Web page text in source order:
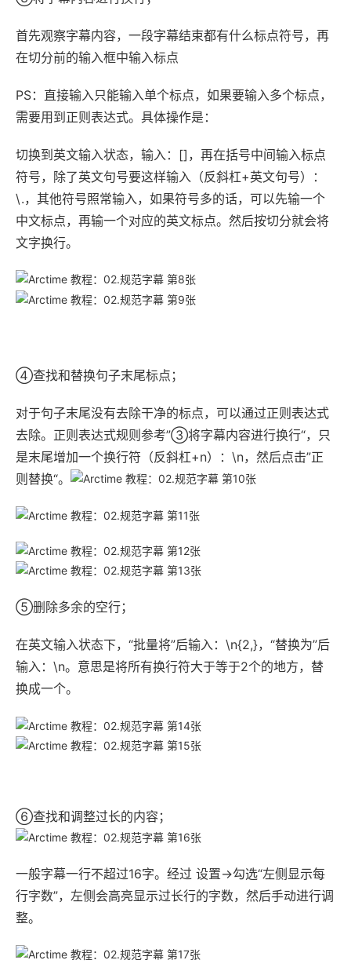
首先观察字幕内容，一段字幕结束都有什么标点符号，再
在切分前的输入框中输入标点
PS：直接输入只能输入单个标点，如果要输入多个标点，
需要用到正则表达式。具体操作是：
切换到英文输入状态，输入：[]，再在括号中间输入标点
符号，除了英文句号要这样输入（反斜杠+英文句号）：
\.，其他符号照常输入，如果符号多的话，可以先输一个
中文标点，再输一个对应的英文标点。然后按切分就会将
文字换行。
④查找和替换句子末尾标点；
对于句子末尾没有去除干净的标点，可以通过正则表达式
去除。正则表达式规则参考”③将字幕内容进行换行“，只
是末尾增加一个换行符（反斜杠+n）：\n，然后点击”正
则替换“。
⑤删除多余的空行；
在英文输入状态下，“批量将”后输入：\n{2,}，“替换为”后
输入：\n。意思是将所有换行符大于等于2个的地方，替
换成一个。
⑥查找和调整过长的内容；
一般字幕一行不超过16字。经过 设置→勾选“左侧显示每
行字数”，左侧会高亮显示过长行的字数，然后手动进行调
整。